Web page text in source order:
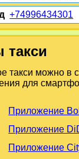
+74996434301
такси
такси можно в
для
Приложение
Приложение
Приложение